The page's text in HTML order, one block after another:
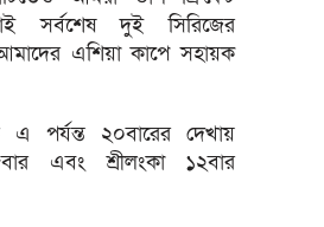
সর্বশেষ দুই সিরিজের
এশিয়া কাপে সহায়ক
এ পর্যন্ত ২০বারের দেখায়
এবং শ্রীলংকা ১২বার